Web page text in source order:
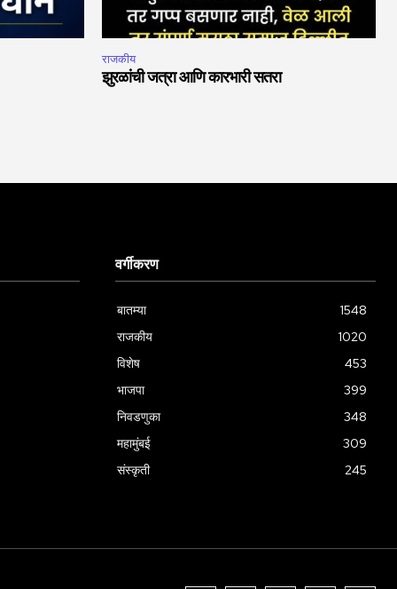
राजकीय
झुरळांची जत्रा आणि कारभारी सतरा
वर्गीकरण
बातम्या
1548
राजकीय
1020
विशेष
453
भाजपा
399
निवडणुका
348
महामुंबई
309
संस्कृती
245